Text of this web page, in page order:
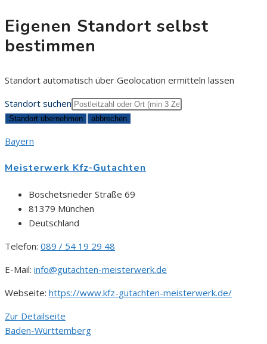
Eigenen Standort selbst
bestimmen
Standort automatisch über Geolocation ermitteln lassen
Standort suchen
Bayern
Meisterwerk Kfz-Gutachten
Boschetsrieder Straße 69
81379 München
Deutschland
Telefon: 089 / 54 19 29 48
E-Mail: info@gutachten-meisterwerk.de
Webseite: https://www.kfz-gutachten-meisterwerk.de/
Zur Detailseite
Baden-Württemberg